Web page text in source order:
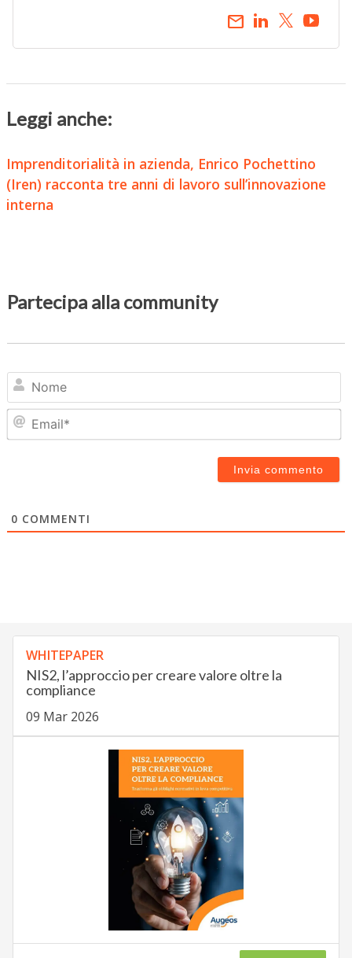
email
Leggi anche:
Imprenditorialità in azienda, Enrico Pochettino
(Iren) racconta tre anni di lavoro sull’innovazione
interna
Partecipa alla community
0 COMMENTI
WHITEPAPER
NIS2, l’approccio per creare valore oltre la
compliance
09 Mar 2026